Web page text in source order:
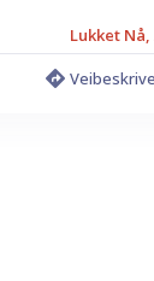
Lukket